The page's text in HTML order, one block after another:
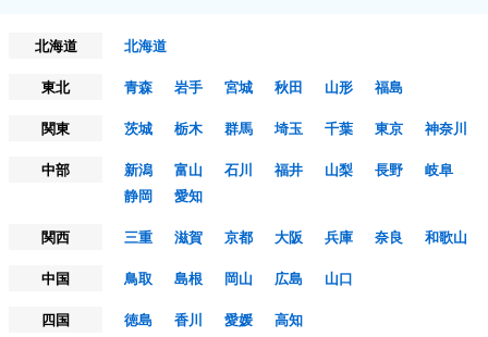
北海道
北海道
東北
青森 岩手 宮城 秋田 山形
福島
関東
茨城 栃木 群馬 埼玉 千葉 東京
神奈川
中部
新潟 富山 石川 福井 山梨 長野
岐阜
静岡
愛知
関西
三重 滋賀 京都 大阪 兵庫 奈良
和歌山
中国
鳥取 島根 岡山 広島
山口
四国
徳島 香川 愛媛
高知